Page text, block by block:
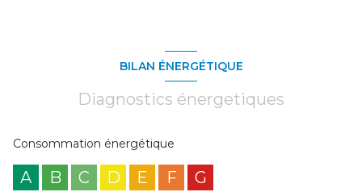
BILAN ÉNERGÉTIQUE
Diagnostics énergetiques
Consommation énergétique
A B C D E F G